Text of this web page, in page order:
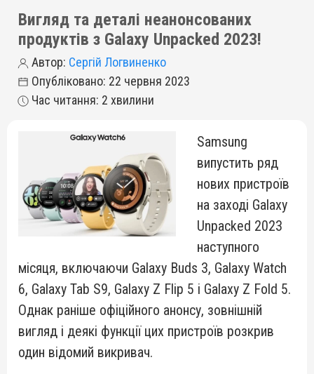
Вигляд та деталі неанонсованих
продуктів з Galaxy Unpacked 2023!
Автор: Сергій Логвиненко
Опубліковано: 22 червня 2023
Час читання: 2 хвилини
Samsung
випустить ряд
нових пристроїв
на заході Galaxy
Unpacked 2023
наступного
місяця, включаючи Galaxy Buds 3, Galaxy Watch
6, Galaxy Tab S9, Galaxy Z Flip 5 і Galaxy Z Fold 5.
Однак раніше офіційного анонсу, зовнішній
вигляд і деякі функції цих пристроїв розкрив
один відомий викривач.